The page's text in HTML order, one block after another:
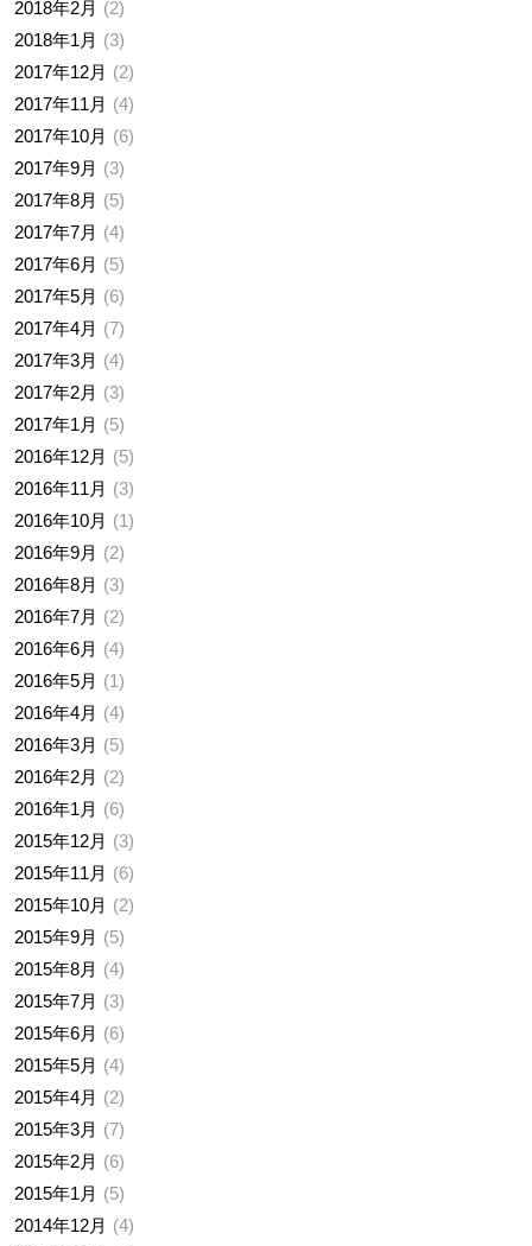
2018年2月
2
2018年1月
3
2017年12月
2
2017年11月
4
2017年10月
6
2017年9月
3
2017年8月
5
2017年7月
4
2017年6月
5
2017年5月
6
2017年4月
7
2017年3月
4
2017年2月
3
2017年1月
5
2016年12月
5
2016年11月
3
2016年10月
1
2016年9月
2
2016年8月
3
2016年7月
2
2016年6月
4
2016年5月
1
2016年4月
4
2016年3月
5
2016年2月
2
2016年1月
6
2015年12月
3
2015年11月
6
2015年10月
2
2015年9月
5
2015年8月
4
2015年7月
3
2015年6月
6
2015年5月
4
2015年4月
2
2015年3月
7
2015年2月
6
2015年1月
5
2014年12月
4